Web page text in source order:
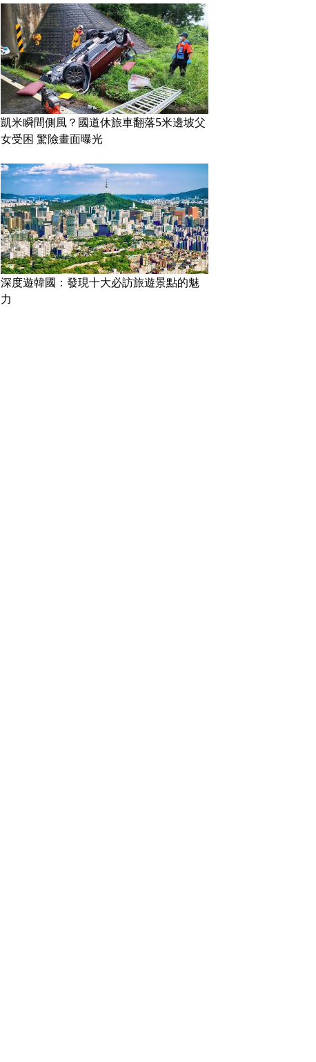
凱米瞬間側風？國道休旅車翻落5米邊坡父
女受困 驚險畫面曝光
深度遊韓國：發現十大必訪旅遊景點的魅
力